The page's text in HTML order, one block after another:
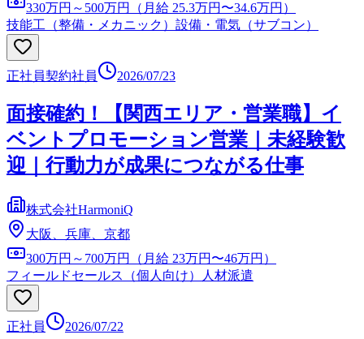
330万円～500万円（月給 25.3万円〜34.6万円）
技能工（整備・メカニック） 設備・電気（サブコン）
正社員契約社員 2026/07/23
面接確約！【関西エリア・営業職】イ
ベントプロモーション営業｜未経験歓
迎｜行動力が成果につながる仕事
株式会社HarmoniQ
大阪、兵庫、京都
300万円～700万円（月給 23万円〜46万円）
フィールドセールス（個人向け）
人材派遣
正社員 2026/07/22